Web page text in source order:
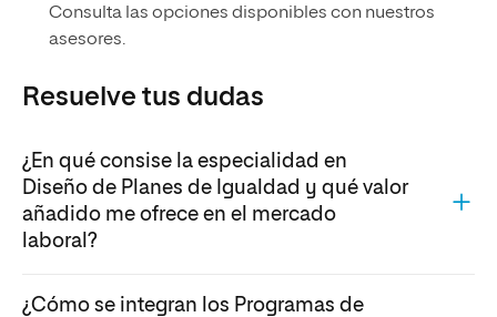
Consulta las opciones disponibles con nuestros
asesores.
Resuelve tus dudas
¿En qué consise la especialidad en
Diseño de Planes de Igualdad y qué valor
añadido me ofrece en el mercado
laboral?
La especialidad en Diseño de Planes de Igualdad te
¿Cómo se integran los Programas de